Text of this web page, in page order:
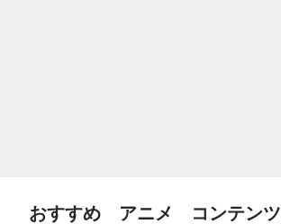
おすすめ アニメ コンテンツ